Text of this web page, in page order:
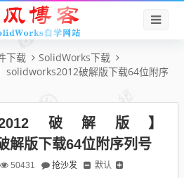
下载
SolidWorks下载
solidworks2012破解版下载64位附序
破解版】
解版下载64位附序列号
50431 抢沙发 默认